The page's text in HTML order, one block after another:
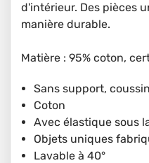
d'intérieur. Des pièces
manière durable.
Matière : 95% coton,
Sans support,
Coton
Avec élastique sous
Objets uniques
Lavable à 40°